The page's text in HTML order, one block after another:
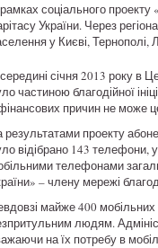
соціального
України. Через
у Києві, Тернополі,
січня 2013 року в
частиною благодійної
причин не може
результатами проекту
відібрано 143 телефони,
телефонами
– члену мережі
майже 400
людям.
на їх потребу в